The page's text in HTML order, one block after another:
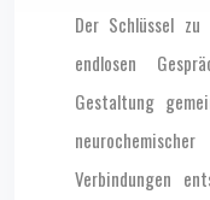
Der Schlüssel
endlosen
Gestaltung
Verbindungen